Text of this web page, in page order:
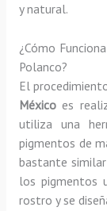
y natural.
¿Cómo
Polanco?
El
Méxicoes
utiliza una
pigmentos de
bastante
los pigmentos
rostro y se